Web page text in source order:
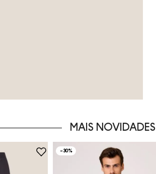
MAIS NOVIDADES
-30%